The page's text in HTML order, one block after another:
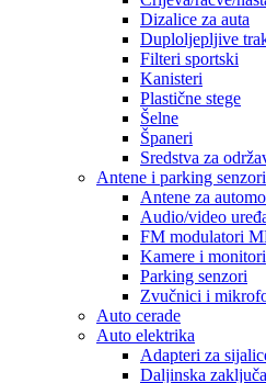
Dizalice za auta
Duploljepljive
Filteri sportski
Kanisteri
Plastične stege
Šelne
Španeri
Sredstva za
Antene i parking senzori
Antene za
Audio/video
FM modulatori
Kamere i monitori
Parking senzori
Zvučnici i
Auto cerade
Auto elektrika
Adapteri za
Daljinska